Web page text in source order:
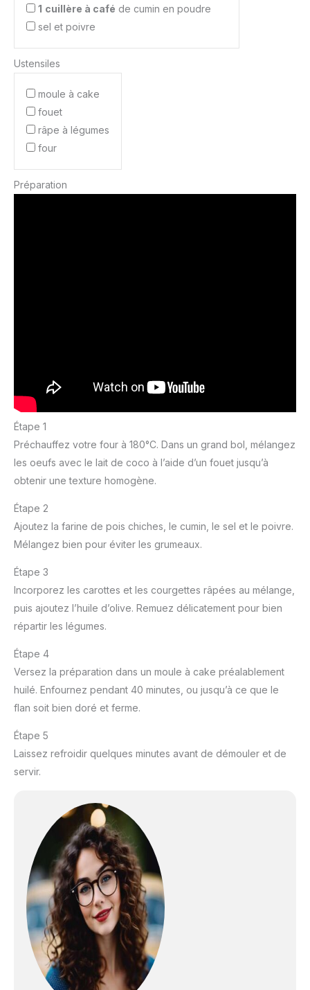
1 cuillère à café de cumin en poudre
sel et poivre
Ustensiles
moule à cake
fouet
râpe à légumes
four
Préparation
Étape 1
Préchauffez votre four à 180°C. Dans un grand bol, mélangez
les oeufs avec le lait de coco à l’aide d’un fouet jusqu’à
obtenir une texture homogène.
Étape 2
Ajoutez la farine de pois chiches, le cumin, le sel et le poivre.
Mélangez bien pour éviter les grumeaux.
Étape 3
Incorporez les carottes et les courgettes râpées au mélange,
puis ajoutez l’huile d’olive. Remuez délicatement pour bien
répartir les légumes.
Étape 4
Versez la préparation dans un moule à cake préalablement
huilé. Enfournez pendant 40 minutes, ou jusqu’à ce que le
flan soit bien doré et ferme.
Étape 5
Laissez refroidir quelques minutes avant de démouler et de
servir.